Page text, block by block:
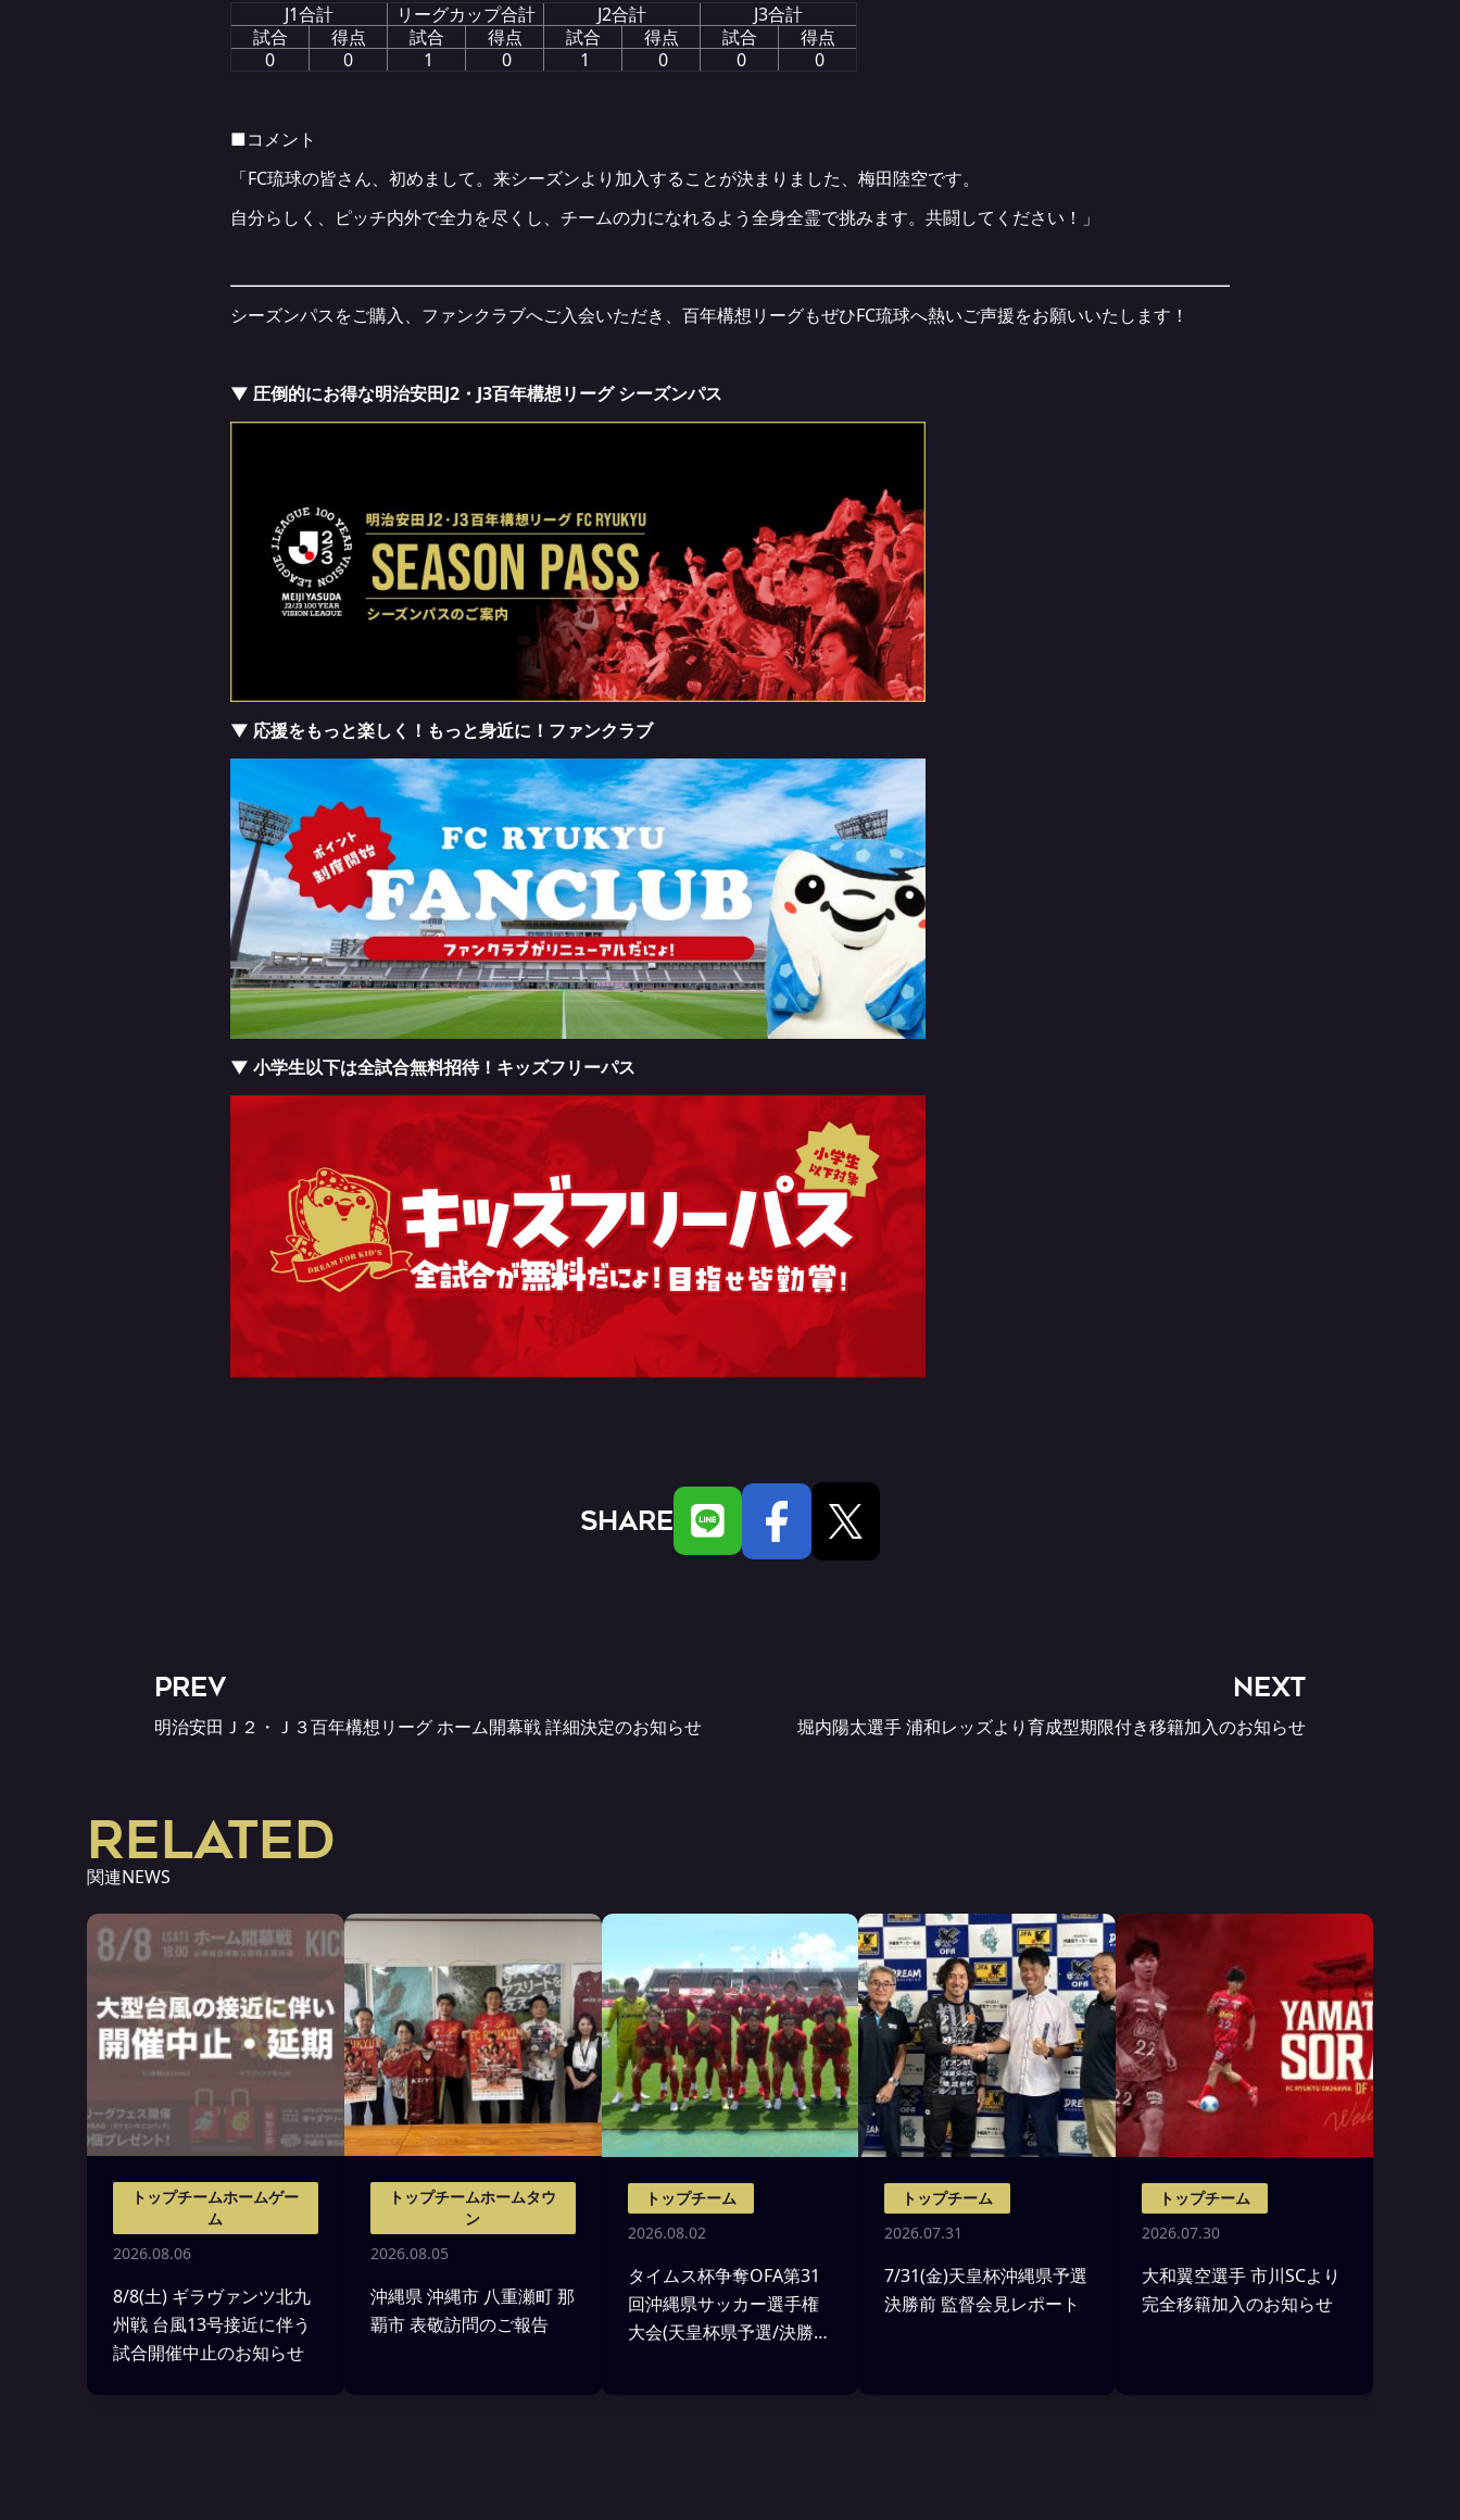
J1合計
リーグカップ合計 J2合計
J3合計
試合
得点 試合 得点 試合 得点 試合
得点
0
0 1 0 1 0 0 0
■コメント
「FC琉球の皆さん、初めまして。来シーズンより加入することが決まりました、梅田陸空です。
自分らしく、ピッチ内外で全力を尽くし、チームの力になれるよう全身全霊で挑みます。共闘してください！」
シーズンパスをご購入、ファンクラブへご入会いただき、百年構想リーグもぜひFC琉球へ熱いご声援をお願いいたします！
▼ 圧倒的にお得な明治安田J2・J3百年構想リーグ シーズンパス
▼ 応援をもっと楽しく！もっと身近に！ファンクラブ
▼ 小学生以下は全試合無料招待！キッズフリーパス
SHARE
PREV
明治安田Ｊ２・Ｊ３百年構想リーグ ホーム開幕戦 詳細決定のお知らせ
NEXT
堀内陽太選手 浦和レッズより育成型期限付き移籍加入のお知らせ
RELATED
関連NEWS
トップチームホームゲー
ム
2026.08.06
8/8(土) ギラヴァンツ北九
州戦 台風13号接近に伴う
試合開催中止のお知らせ
トップチームホームタウ
ン
2026.08.05
沖縄県 沖縄市 八重瀬町 那
覇市 表敬訪問のご報告
トップチーム
2026.08.02
タイムス杯争奪OFA第31
回沖縄県サッカー選手権
大会(天皇杯県予選/決勝)
トップチーム
2026.07.31
7/31(金)天皇杯沖縄県予選
決勝前 監督会見レポート
トップチーム
2026.07.30
大和翼空選手 市川SCより
完全移籍加入のお知らせ